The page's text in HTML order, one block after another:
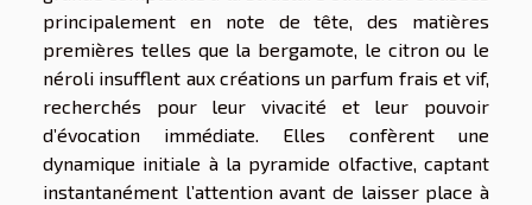
principalement en note de tête, des matières
premières telles que la bergamote, le citron ou le
néroli insufflent aux créations un parfum frais et vif,
recherchés pour leur vivacité et leur pouvoir
d’évocation immédiate. Elles confèrent une
dynamique initiale à la pyramide olfactive, captant
instantanément l’attention avant de laisser place à